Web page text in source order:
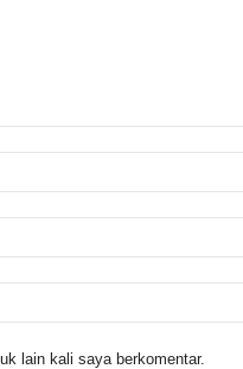
lain kali saya berkomentar.